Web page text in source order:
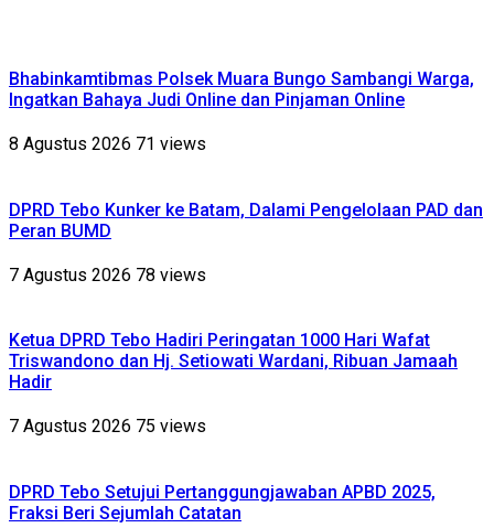
Bhabinkamtibmas Polsek Muara Bungo Sambangi Warga,
Ingatkan Bahaya Judi Online dan Pinjaman Online
8 Agustus 2026 71 views
DPRD Tebo Kunker ke Batam, Dalami Pengelolaan PAD dan
Peran BUMD
7 Agustus 2026 78 views
Ketua DPRD Tebo Hadiri Peringatan 1000 Hari Wafat
Triswandono dan Hj. Setiowati Wardani, Ribuan Jamaah
Hadir
7 Agustus 2026 75 views
DPRD Tebo Setujui Pertanggungjawaban APBD 2025,
Fraksi Beri Sejumlah Catatan